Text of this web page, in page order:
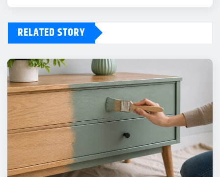
RELATED STORY